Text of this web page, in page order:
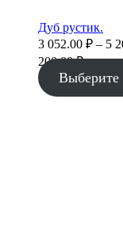
Дуб рустик.
3 052.00 ₽ – 5
200.00 ₽
Выберите